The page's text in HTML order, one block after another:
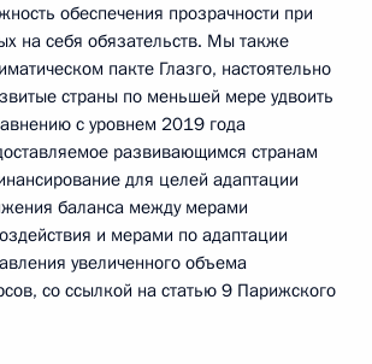
обеспечения прозрачности при
на себя обязательств. Мы также
пакте Глазго, настоятельно
страны по меньшей мере удвоить
с уровнем 2019 года
развивающимся странам
для целей адаптации
баланса между мерами
и мерами по адаптации
увеличенного объема
со ссылкой на статью 9 Парижского